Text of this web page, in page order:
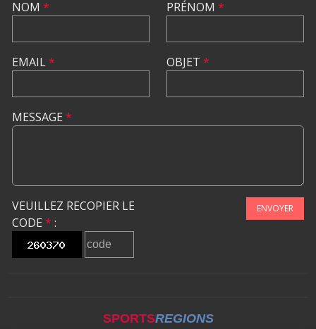
NOM *
EMAIL*
PRÉNOM *
OBJET *
MESSAGE *
VEUILLEZ RECOPIER LE
CODE * :
ENVOYER
SPORTSREGIONS